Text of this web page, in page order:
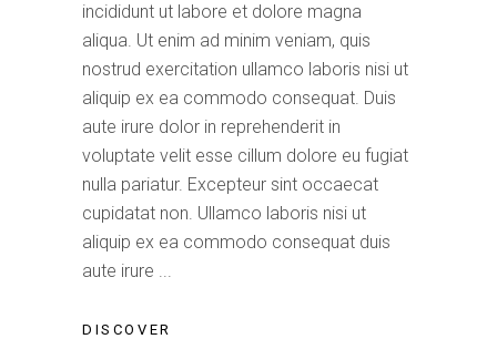
incididunt ut labore et dolore magna
aliqua. Ut enim ad minim veniam, quis
nostrud exercitation ullamco laboris nisi ut
aliquip ex ea commodo consequat. Duis
aute irure dolor in reprehenderit in
voluptate velit esse cillum dolore eu fugiat
nulla pariatur. Excepteur sint occaecat
cupidatat non. Ullamco laboris nisi ut
aliquip ex ea commodo consequat duis
aute irure
DISCOVER